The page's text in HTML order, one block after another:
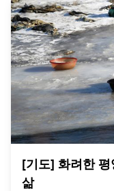
[기도] 화려한
삶